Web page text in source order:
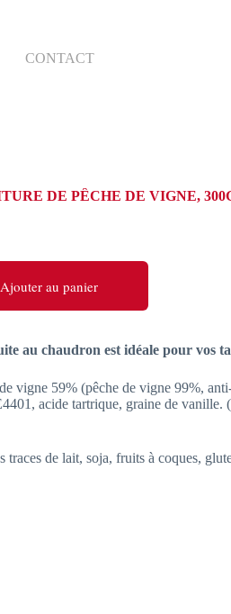
CONTACT
DE PÊCHE DE VIGNE,
Ajouter au panier
au chaudron est idéale pour vos
vigne 59% (pêche de vigne 99%,
acide tartrique, graine de vanille.
traces de lait, soja, fruits à coques,